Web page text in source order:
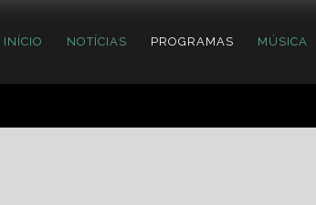
INÍCIO NOTÍCIAS PROGRAMAS MÚSICA